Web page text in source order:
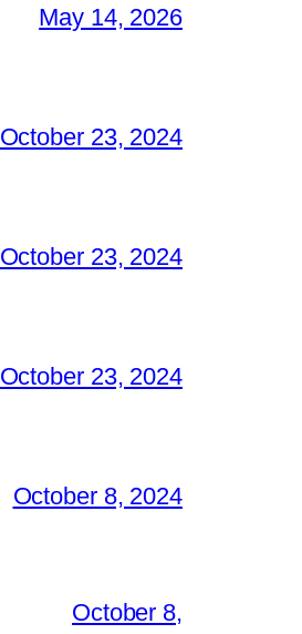
May 14, 2026
October 23, 2024
October 23, 2024
October 23, 2024
October 8, 2024
October 8,